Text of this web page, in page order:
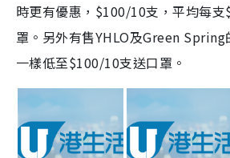
時更有優惠，$100/10支，平均每
罩。另外有售YHLO及Green Spring
一樣低至$100/10支送口罩。